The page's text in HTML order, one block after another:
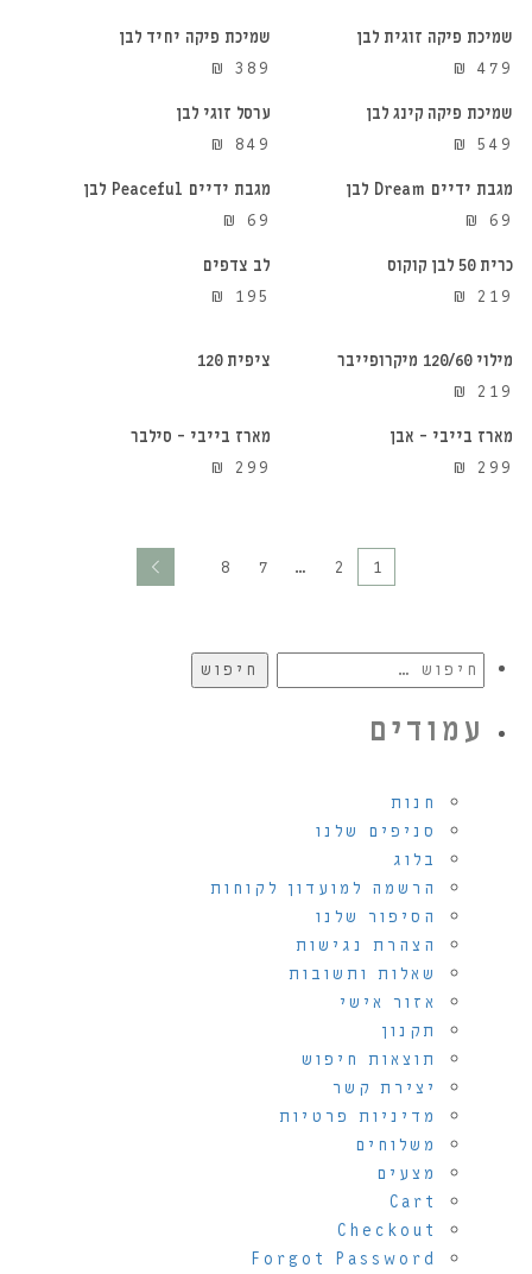
היה:
הוא:
שמיכת פיקה זוגית לבן
₪ 479
שמיכת פיקה יחיד לבן
₪ 389
הוספה לסל
שמיכת פיקה קינג לבן
₪ 549
הוספה לסל
ערסל זוגי לבן
₪ 849
הוספה לסל
מגבת ידיים Dream לבן
₪ 69
הוספה לסל
מגבת ידיים Peaceful לבן
₪ 69
הוספה לסל
כרית 50 לבן קוקוס
₪ 219
הוספה לסל
לב צדפים
₪ 195
מילוי 120/60 מיקרופייבר
₪ 219
ציפית 120 הוספה לסל
מארז בייבי – אבן
₪ 299
הוספה לסל
מארז בייבי – סילבר
₪ 299
1
2
…
7
8
חיפוש:
עמודים
חנות
סניפים שלנו
בלוג
הרשמה למועדון לקוחות
הסיפור שלנו
הצהרת נגישות
שאלות ותשובות
אזור אישי
תקנון
תוצאות חיפוש
יצירת קשר
מדיניות פרטיות
משלוחים
מצעים
Cart
Checkout
Forgot Password